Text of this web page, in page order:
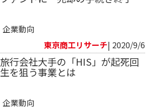
企業動向
東京商工リサーチ| 2020/9/6
旅行会社大手の「HIS」が起死回
生を狙う事業とは
企業動向